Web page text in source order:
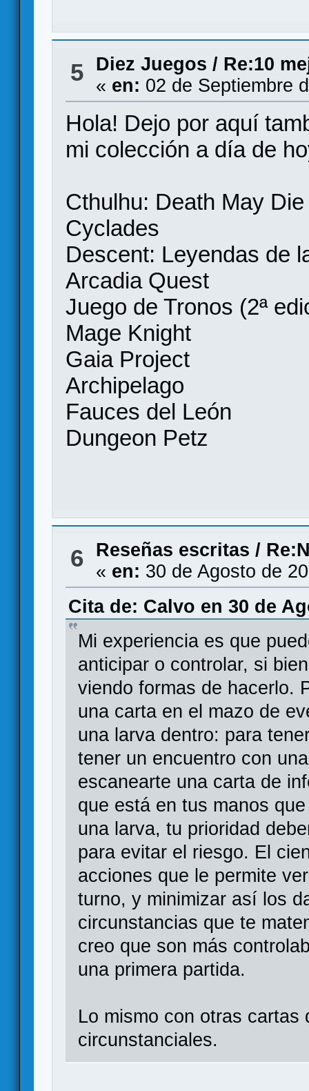
5 Diez Juegos / Re:10
« en: 02 de Septiembre
Hola! Dejo por aquí
mi colección a día de
Cthulhu: Death May Die
Cyclades
Descent: Leyendas de
Arcadia Quest
Juego de Tronos (2ª
Mage Knight
Gaia Project
Archipelago
Fauces del León
Dungeon Petz
6 Reseñas escritas /
« en: 30 de Agosto de
Cita de: Calvo en 30 de
Mi experiencia es que
anticipar o controlar, si
viendo formas de hacerlo.
una carta en el mazo de
una larva dentro: para
tener un encuentro con
escanearte una carta de
que está en tus manos
una larva, tu prioridad
para evitar el riesgo. El
acciones que le permite
turno, y minimizar así los
circunstancias que te
creo que son más
una primera partida.
Lo mismo con otras cartas
circunstanciales.